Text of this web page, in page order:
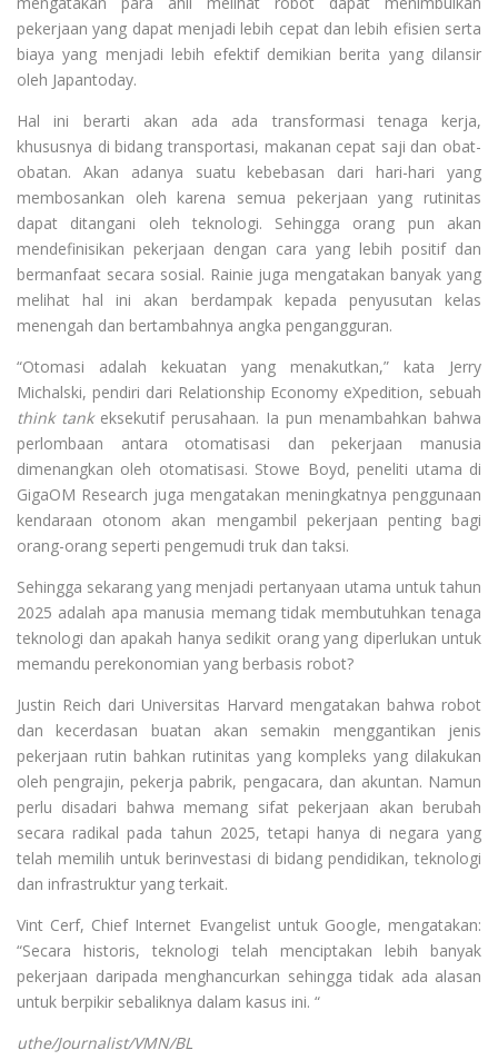
pekerjaan yang dapat menjadi lebih cepat dan lebih efisien serta
biaya yang menjadi lebih efektif demikian berita yang dilansir
oleh Japantoday.
Hal ini berarti akan ada ada transformasi tenaga kerja,
khususnya di bidang transportasi, makanan cepat saji dan obat-
obatan. Akan adanya suatu kebebasan dari hari-hari yang
membosankan oleh karena semua pekerjaan yang rutinitas
dapat ditangani oleh teknologi. Sehingga orang pun akan
mendefinisikan pekerjaan dengan cara yang lebih positif dan
bermanfaat secara sosial. Rainie juga mengatakan banyak yang
melihat hal ini akan berdampak kepada penyusutan kelas
menengah dan bertambahnya angka pengangguran.
“Otomasi adalah kekuatan yang menakutkan,” kata Jerry
Michalski, pendiri dari Relationship Economy eXpedition, sebuah
think tankeksekutif perusahaan. Ia pun menambahkan bahwa
perlombaan antara otomatisasi dan pekerjaan manusia
dimenangkan oleh otomatisasi. Stowe Boyd, peneliti utama di
GigaOM Research juga mengatakan meningkatnya penggunaan
kendaraan otonom akan mengambil pekerjaan penting bagi
orang-orang seperti pengemudi truk dan taksi.
Sehingga sekarang yang menjadi pertanyaan utama untuk tahun
2025 adalah apa manusia memang tidak membutuhkan tenaga
teknologi dan apakah hanya sedikit orang yang diperlukan untuk
memandu perekonomian yang berbasis robot?
Justin Reich dari Universitas Harvard mengatakan bahwa robot
dan kecerdasan buatan akan semakin menggantikan jenis
pekerjaan rutin bahkan rutinitas yang kompleks yang dilakukan
oleh pengrajin, pekerja pabrik, pengacara, dan akuntan. Namun
perlu disadari bahwa memang sifat pekerjaan akan berubah
secara radikal pada tahun 2025, tetapi hanya di negara yang
telah memilih untuk berinvestasi di bidang pendidikan, teknologi
dan infrastruktur yang terkait.
Vint Cerf, Chief Internet Evangelist untuk Google, mengatakan:
“Secara historis, teknologi telah menciptakan lebih banyak
pekerjaan daripada menghancurkan sehingga tidak ada alasan
untuk berpikir sebaliknya dalam kasus ini. “
uthe/Journalist/VMN/BL